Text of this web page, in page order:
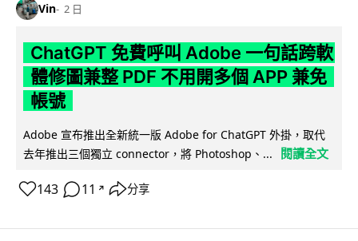
Vin 2 日
ChatGPT 免費呼叫 Adobe 一句話跨軟
體修圖兼整 PDF 不用開多個 APP 兼免
帳號
Adobe 宣布推出全新統一版 Adobe for ChatGPT 外掛，取代
去年推出三個獨立 connector，將 Photoshop、...
閱讀全文
143 11 ↗ 分享